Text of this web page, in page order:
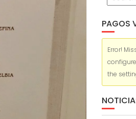
PAGOS
Error!
the